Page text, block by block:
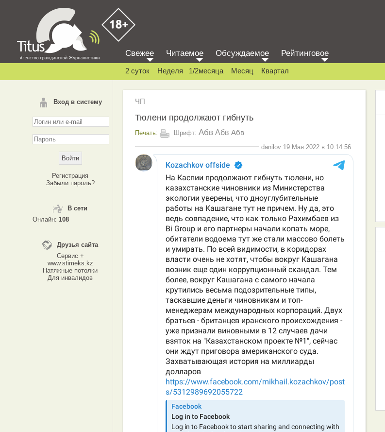
Вход в систему
Регистрация
Забыли пароль?
В сети
Онлайн: 108
Друзья сайта
Сервис +
www.stimeks.kz
Натяжные потолки
Для инвалидов
Свежее Читаемое Обсуждаемое Рейтинговое
2 суток Неделя 1/2месяца Месяц Квартал
ЧП
Тюлени продолжают гибнуть
Печать: Шрифт: Абв Абв Абв
danilov 19 Мая 2022 в 10:14:56